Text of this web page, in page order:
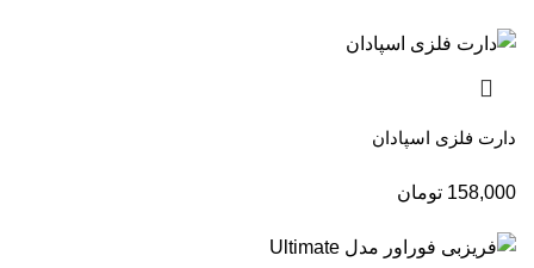
دارت فلزی اسپادان
158,000 تومان